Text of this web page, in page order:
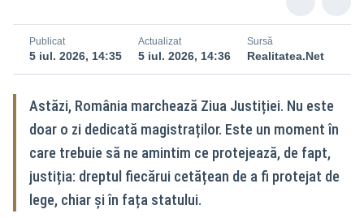
Publicat
5 iul. 2026, 14:35
Actualizat
5 iul. 2026, 14:36
Sursă
Realitatea.Net
Astăzi, România marchează Ziua Justiției. Nu este
doar o zi dedicată magistraților. Este un moment în
care trebuie să ne amintim ce protejează, de fapt,
justiția: dreptul fiecărui cetățean de a fi protejat de
lege, chiar și în fața statului.